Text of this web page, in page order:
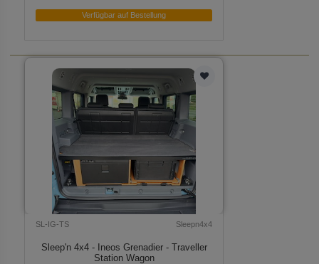
Verfügbar auf Bestellung
SL-IG-TS Sleepn4x4
Sleep'n 4x4 - Ineos Grenadier - Traveller
Station Wagon